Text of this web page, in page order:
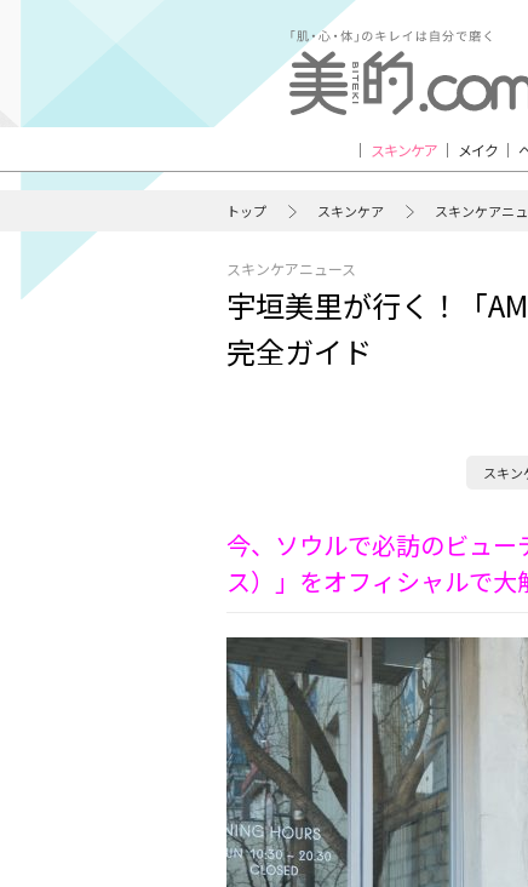
スキンケア メイク
トップ スキンケア スキンケアニ
スキンケアニュース
宇垣美里が行く！「
完全ガイド
スキン
今、ソウルで必訪のビュー
ス）」をオフィシャルで大